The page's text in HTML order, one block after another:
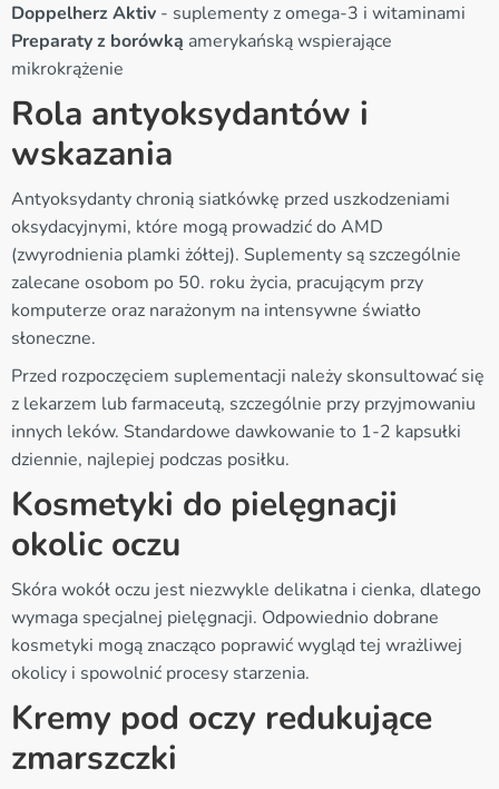
Doppelherz Aktiv - suplementy z omega-3 i witaminami
Preparaty z borówką amerykańską wspierające
mikrokrążenie
Rola antyoksydantów i
wskazania
Antyoksydanty chronią siatkówkę przed uszkodzeniami
oksydacyjnymi, które mogą prowadzić do AMD
(zwyrodnienia plamki żółtej). Suplementy są szczególnie
zalecane osobom po 50. roku życia, pracującym przy
komputerze oraz narażonym na intensywne światło
słoneczne.
Przed rozpoczęciem suplementacji należy skonsultować się
z lekarzem lub farmaceutą, szczególnie przy przyjmowaniu
innych leków. Standardowe dawkowanie to 1-2 kapsułki
dziennie, najlepiej podczas posiłku.
Kosmetyki do pielęgnacji
okolic oczu
Skóra wokół oczu jest niezwykle delikatna i cienka, dlatego
wymaga specjalnej pielęgnacji. Odpowiednio dobrane
kosmetyki mogą znacząco poprawić wygląd tej wrażliwej
okolicy i spowolnić procesy starzenia.
Kremy pod oczy redukujące
zmarszczki